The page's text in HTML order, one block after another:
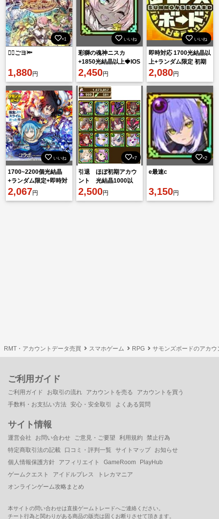
×1
🐱‍🏍ごヨ🔦
1,880円
いいね
彩獅の魂神ニスカ
+1850光結晶以上🍓IOS
とAndroid
2,450円
いいね
即時対応 1700光結晶以
上+ランダム限定 初期
アカウント
2,080円
いいね
1700~2200個光結晶
+ランダム限定+即時対
応リセマラ垢
IOS/Android
2,067円
×7
引退 ほぼ初期アカウ
ント 光結晶1000以
上 アニバラルグ他
2,500円
×2
e最速c
3,150円
RMT・アカウントデータ売買 スマホゲーム RPG サモンズボードのアカウ
ご利用ガイド
ご利用ガイド お取引の流れ アカウントを売る
アカウントを買う
手数料・お支払い方法 安心・安全取引 よくある質問
サイト情報
運営会社 お問い合わせ ご意見・ご要望 利用規約
禁止行為
特定商取引法の記載
口コミ・評判一覧 サイトマップ
お知らせ
個人情報保護方針
アフィリエイト GameRoom
PlayHub
ゲームクエスト
アイドルプレス
トレカマニア
オンラインゲーム攻略まとめ
本サイトの問い合わせは直接ゲームトレードへご連絡ください。
チート行為と関わりがある商品の販売は固くお断りさせて頂きます。